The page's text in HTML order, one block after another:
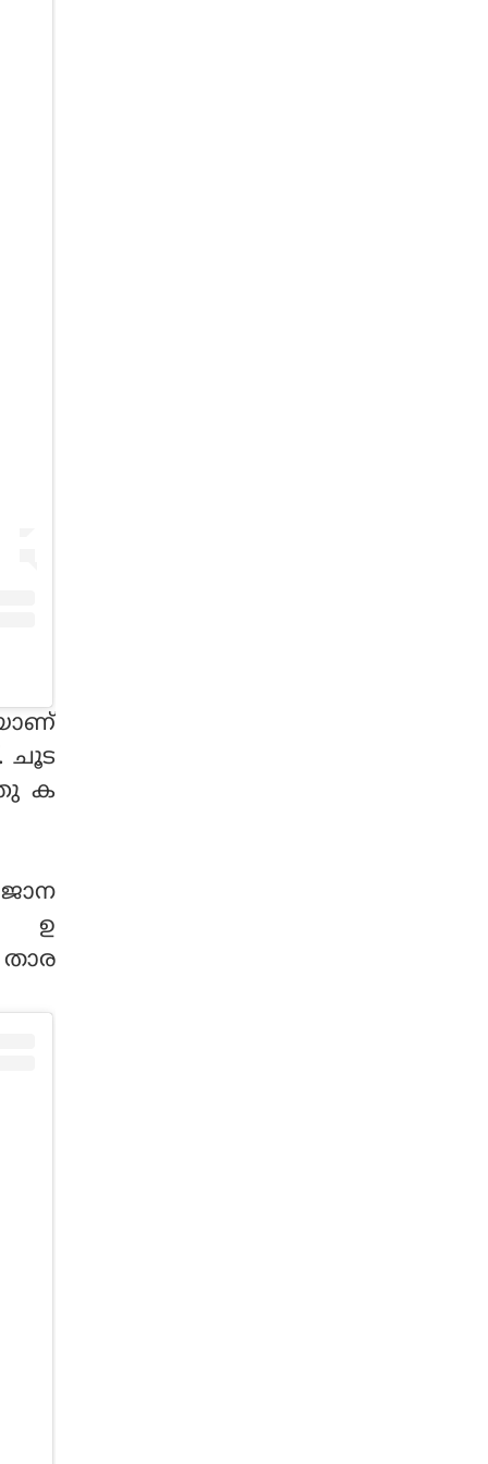
ചൂട
ക
ഉ